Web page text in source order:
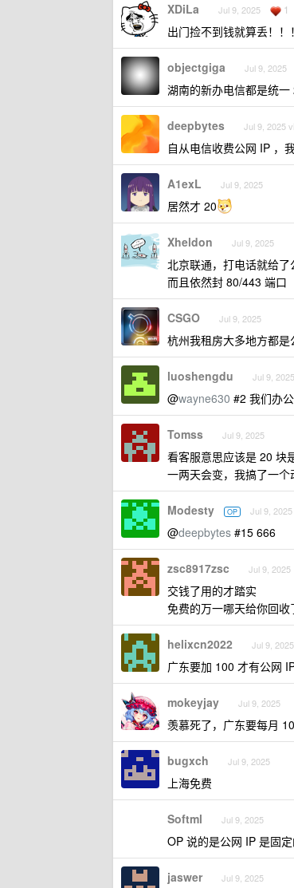
XDiLa Jul 9, 2025 1
出门捡不到钱就算丢！！！
objectgiga Jul 9, 2025
湖南的新办电信都是统
deepbytes Jul 9, 2025
自从电信收费公网 IP ，
A1exL Jul 9, 2025
居然才 20
Xheldon Jul 9, 2025
北京联通，打电话就给了
而且依然封 80/443 端口
CSGO Jul 9, 2025
杭州我租房大多地方都是
luoshengdu Jul 9, 2025
@wayne630 #2 我们办
Tomss Jul 9, 2025
看客服意思应该是 20 块
一两天会变，我搞了一个
Modesty OP Jul 9, 2025
@deepbytes #15 666
zsc8917zsc Jul 9, 2025
交钱了用的才踏实
免费的万一哪天给你回收
helixcn2022 Jul 9, 2025
广东要加 100 才有公网
mokeyjay Jul 9, 2025
羡慕死了，广东要每月
bugxch Jul 9, 2025
上海免费
Softml Jul 9, 2025
OP 说的是公网 IP 是固
jaswer Jul 9, 2025